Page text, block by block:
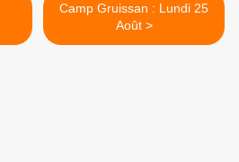
Camp Gruissan : Lundi 25
Août >